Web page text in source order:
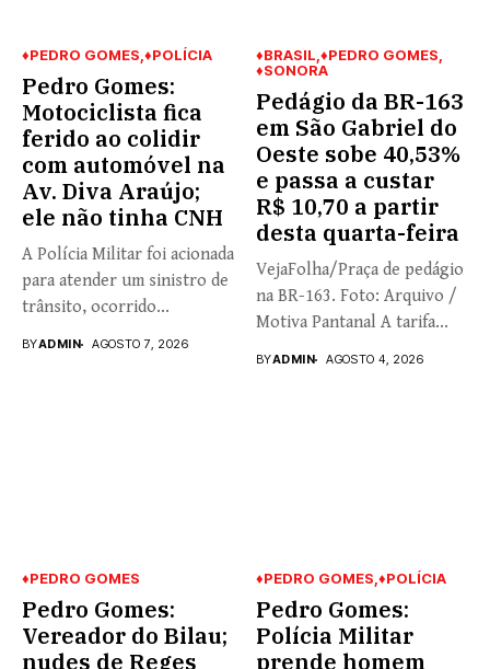
♦PEDRO GOMES ♦POLÍCIA
Pedro Gomes:
Motociclista fica
ferido ao colidir
com automóvel na
Av. Diva Araújo;
ele não tinha CNH
A Polícia Militar foi acionada
para atender um sinistro de
trânsito, ocorrido...
BYADMIN AGOSTO 7, 2026
♦BRASIL ♦PEDRO GOMES
♦SONORA
Pedágio da BR-163
em São Gabriel do
Oeste sobe 40,53%
e passa a custar
R$ 10,70 a partir
desta quarta-feira
VejaFolha/Praça de pedágio
na BR-163. Foto: Arquivo /
Motiva Pantanal A tarifa...
BYADMIN AGOSTO 4, 2026
♦PEDRO GOMES
Pedro Gomes:
Vereador do Bilau;
nudes de Reges
♦PEDRO GOMES ♦POLÍCIA
Pedro Gomes:
Polícia Militar
prende homem